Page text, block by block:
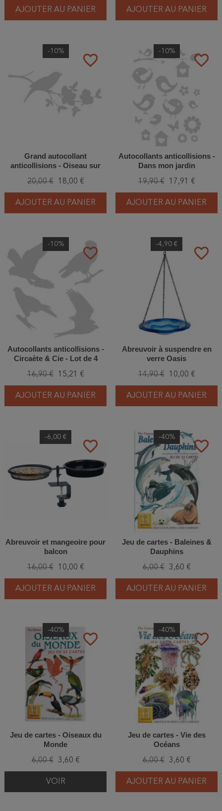
AJOUTER AU PANIER AJOUTER AU PANIER
favorite_border
-10%
Grand autocollant
anticollisions - Oiseau sur
20,00 € 18,00 €
AJOUTER AU PANIER
favorite_border
-10%
Autocollants anticollisions -
Dans mon jardin
19,90 € 17,91 €
AJOUTER AU PANIER
favorite_border
-10%
Autocollants anticollisions -
Circaète & Cie - Lot de 4
16,90 € 15,21 €
AJOUTER AU PANIER
favorite_border
-4,90 €
Abreuvoir à suspendre en
verre Oasis
14,90 € 10,00 €
AJOUTER AU PANIER
favorite_border
-6,00 €
Abreuvoir et mangeoire pour
balcon
16,00 € 10,00 €
AJOUTER AU PANIER
favorite_border
-40%
Jeu de cartes - Baleines &
Dauphins
6,00 € 3,60 €
AJOUTER AU PANIER
favorite_border
-40%
Jeu de cartes - Oiseaux du
Monde
6,00 € 3,60 €
VOIR
favorite_border
-40%
Jeu de cartes - Vie des
Océans
6,00 € 3,60 €
AJOUTER AU PANIER